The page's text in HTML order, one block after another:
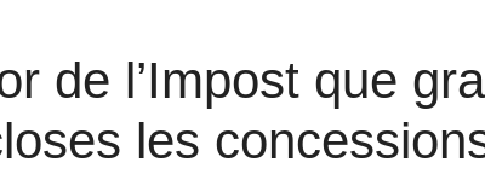
de l’Impost que
les